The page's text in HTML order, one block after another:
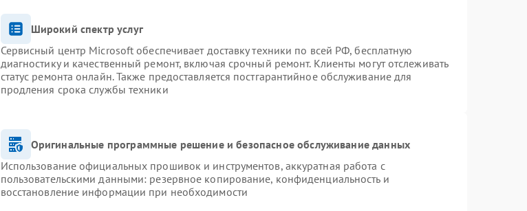
Широкий спектр услуг
Сервисный центр Microsoft обеспечивает доставку техники по всей РФ, бесплатную
диагностику и качественный ремонт, включая срочный ремонт. Клиенты могут отслеживать
статус ремонта онлайн. Также предоставляется постгарантийное обслуживание для
продления срока службы техники
Оригинальные программные решение и безопасное обслуживание данных
Использование официальных прошивок и инструментов, аккуратная работа с
пользовательскими данными: резервное копирование, конфиденциальность и
восстановление информации при необходимости